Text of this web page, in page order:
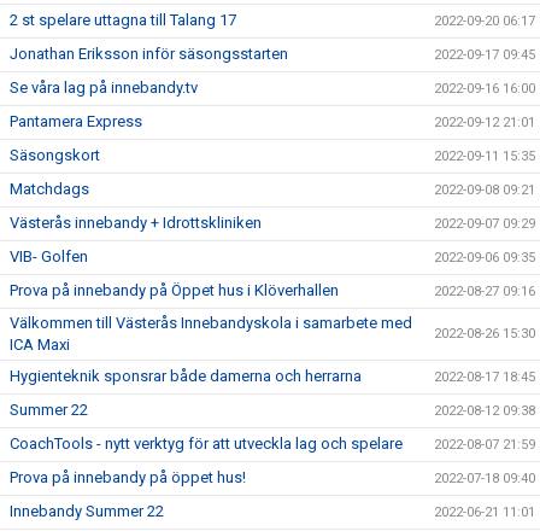
2 st spelare uttagna till Talang 17 2022-09-20 06:17
Jonathan Eriksson inför säsongsstarten 2022-09-17 09:45
Se våra lag på innebandy.tv 2022-09-16 16:00
Pantamera Express 2022-09-12 21:01
Säsongskort 2022-09-11 15:35
Matchdags 2022-09-08 09:21
Västerås innebandy + Idrottskliniken 2022-09-07 09:29
VIB- Golfen 2022-09-06 09:35
Prova på innebandy på Öppet hus i Klöverhallen 2022-08-27 09:16
Välkommen till Västerås Innebandyskola i samarbete med
ICA Maxi
2022-08-26 15:30
Hygienteknik sponsrar både damerna och herrarna 2022-08-17 18:45
Summer 22 2022-08-12 09:38
CoachTools - nytt verktyg för att utveckla lag och spelare 2022-08-07 21:59
Prova på innebandy på öppet hus! 2022-07-18 09:40
Innebandy Summer 22 2022-06-21 11:01